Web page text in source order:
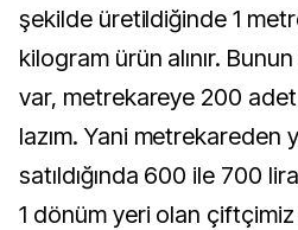
şekilde üretildiğinde 1
kilogram ürün alınır.
var, metrekareye 200
lazım. Yani metrekareden
satıldığında 600 ile 700
1 dönüm yeri olan